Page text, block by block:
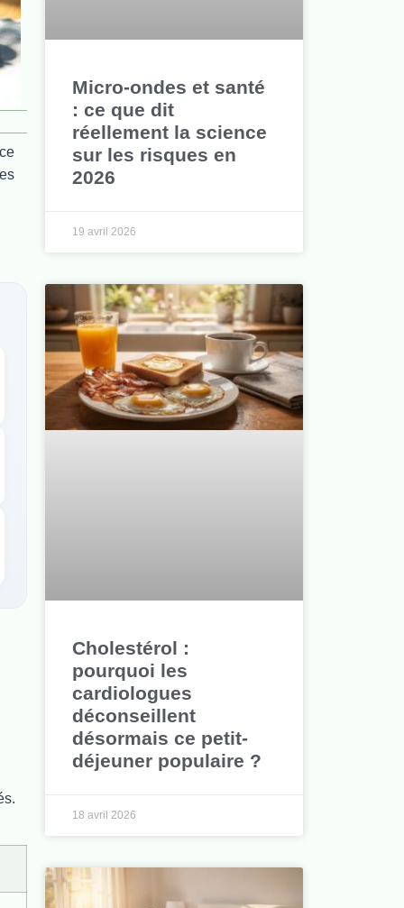
Micro-ondes et santé
: ce que dit
réellement la science
sur les risques en
2026
19 avril 2026
Cholestérol :
pourquoi les
cardiologues
déconseillent
désormais ce petit-
déjeuner populaire ?
18 avril 2026